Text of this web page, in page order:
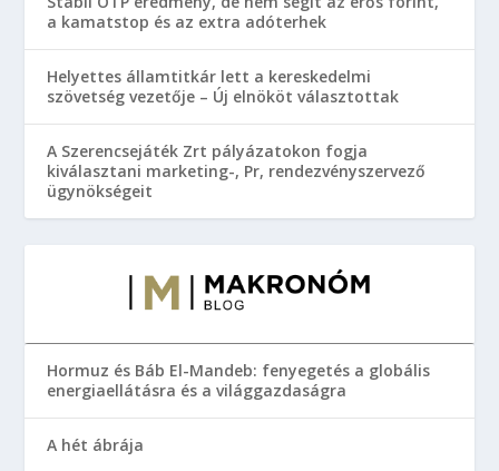
a kamatstop és az extra adóterhek
Helyettes államtitkár lett a kereskedelmi
szövetség vezetője – Új elnököt választottak
A Szerencsejáték Zrt pályázatokon fogja
kiválasztani marketing-, Pr, rendezvényszervező
ügynökségeit
Hormuz és Báb El-Mandeb: fenyegetés a globális
energiaellátásra és a világgazdaságra
A hét ábrája